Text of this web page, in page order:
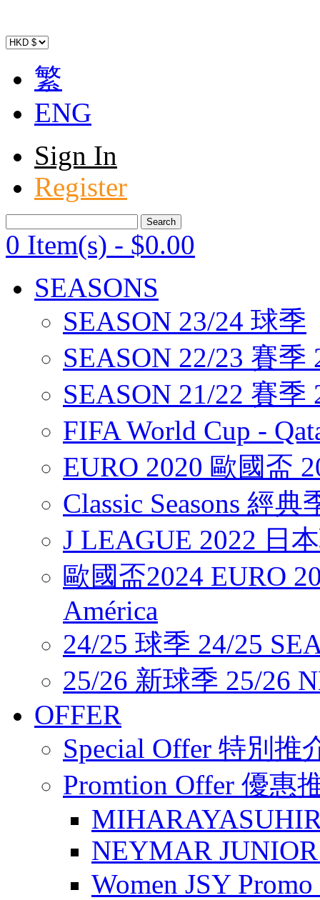
繁
ENG
Sign In
Register
0 Item(s) - $0.00
SEASONS
SEASON 23/24 球季
SEASON 22/23 賽季
SEASON 21/22 賽季
FIFA World Cup -
EURO 2020 歐國盃
Classic Seasons 經典
J LEAGUE 2022 日
歐國盃2024 EURO
América
24/25 球季 24/25
25/26 新球季 25/26
OFFER
Special Offer 特別推
Promtion Offer 優惠
NEYMAR
Women JSY